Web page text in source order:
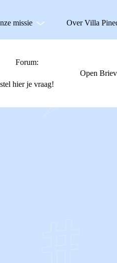
missie Over Villa
Forum:
stel hier je vraag!
Open